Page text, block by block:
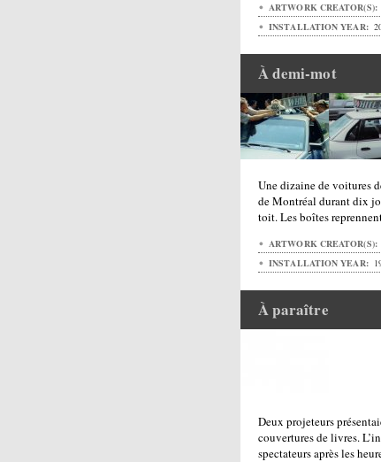
ARTWORK CREATOR(S):
INSTALLATION YEAR:
À demi-mot
Une dizaine de voitures
de Montréal durant dix
toit. Les boîtes
ARTWORK CREATOR(S):
INSTALLATION YEAR:
À paraître
Deux projeteurs
couvertures de livres.
spectateurs après les